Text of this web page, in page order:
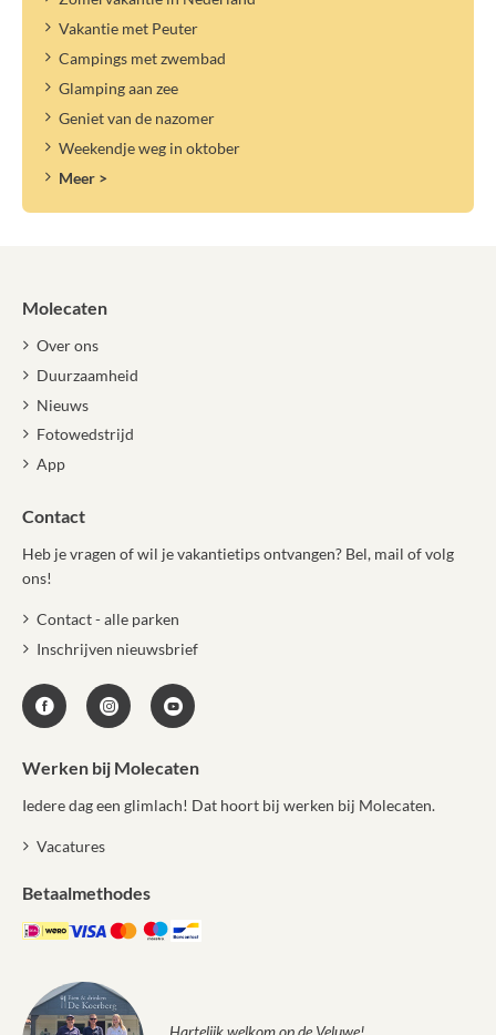
Vakantie met Peuter
Campings met zwembad
Glamping aan zee
Geniet van de nazomer
Weekendje weg in oktober
Meer >
Molecaten
Over ons
Duurzaamheid
Nieuws
Fotowedstrijd
App
Contact
Heb je vragen of wil je vakantietips ontvangen? Bel, mail of volg
ons!
Contact - alle parken
Inschrijven nieuwsbrief
Werken bij Molecaten
Iedere dag een glimlach! Dat hoort bij werken bij Molecaten.
Vacatures
Betaalmethodes